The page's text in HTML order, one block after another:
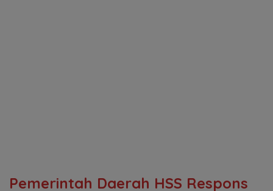
Pemerintah Daerah HSS Respons